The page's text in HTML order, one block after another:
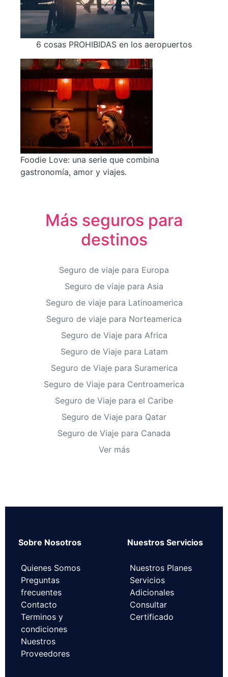
6 cosas PROHIBIDAS en los aeropuertos
Foodie Love: una serie que combina
gastronomía, amor y viajes.
Más seguros para
destinos
Seguro de viaje para Europa
Seguro de viaje para Asia
Seguro de viaje para Latinoamerica
Seguro de viaje para Norteamerica
Seguro de Viaje para Africa
Seguro de Viaje para Latam
Seguro de Viaje para Suramerica
Seguro de Viaje para Centroamerica
Seguro de Viaje para el Caribe
Seguro de Viaje para Qatar
Seguro de Viaje para Canada
Ver más
Sobre Nosotros
Quienes Somos
Preguntas
frecuentes
Contacto
Terminos y
condiciones
Nuestros
Proveedores
Nuestros Servicios
Nuestros Planes
Servicios
Adicionales
Consultar
Certificado